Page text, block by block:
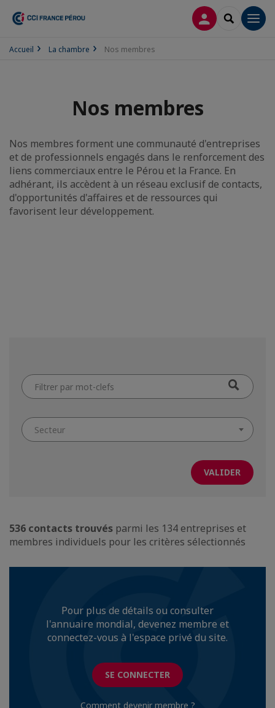
CONNEXION
Accueil La chambre Nos membres
Nos membres
Nos membres forment une communauté d'entreprises
et de professionnels engagés dans le renforcement des
liens commerciaux entre le Pérou et la France. En
adhérant, ils accèdent à un réseau exclusif de contacts,
d'opportunités d'affaires et de ressources qui
favorisent leur développement.
Filtrer
par
mot-
Secteur
536 contacts trouvés parmi les 134 entreprises et
membres individuels pour les critères sélectionnés
Pour plus de détails ou consulter
l'annuaire mondial, devenez membre et
connectez-vous à l'espace privé du site.
SE CONNECTER
Comment devenir membre ?